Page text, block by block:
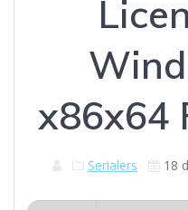
x86x64
Serialers 18